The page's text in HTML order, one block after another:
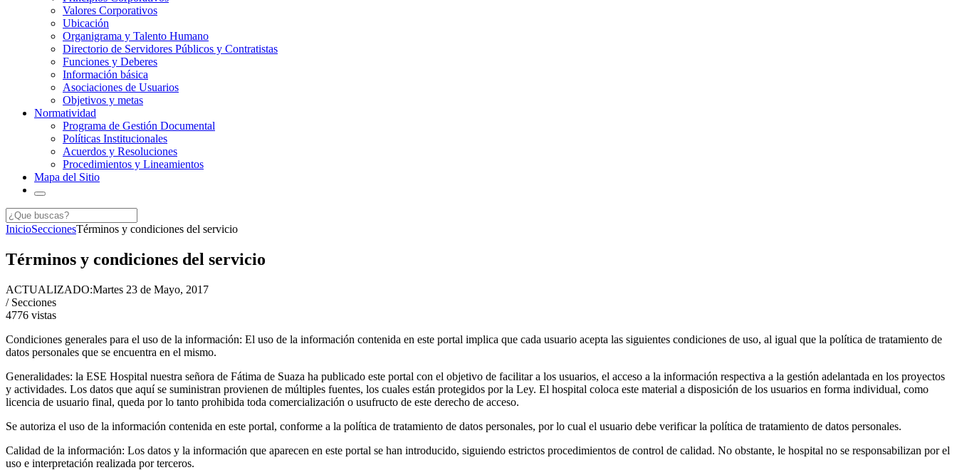
Valores Corporativos
Ubicación
Organigrama y Talento Humano
Directorio de Servidores Públicos y Contratistas
Funciones y Deberes
Información básica
Asociaciones de Usuarios
Objetivos y metas
Normatividad
Programa de Gestión Documental
Políticas Institucionales
Acuerdos y Resoluciones
Procedimientos y Lineamientos
Mapa del Sitio
InicioSeccionesTérminos y condiciones del servicio
Términos y condiciones del servicio
ACTUALIZADO:Martes 23 de Mayo, 2017
/ Secciones
4776 vistas
Condiciones generales para el uso de la información: El uso de la información contenida en este portal implica que cada usuario acepta las siguientes condiciones de uso, al igual que la política de tratamiento de
datos personales que se encuentra en el mismo.
Generalidades: la ESE Hospital nuestra señora de Fátima de Suaza ha publicado este portal con el objetivo de facilitar a los usuarios, el acceso a la información respectiva a la gestión adelantada en los proyectos
y actividades. Los datos que aquí se suministran provienen de múltiples fuentes, los cuales están protegidos por la Ley. El hospital coloca este material a disposición de los usuarios en forma individual, como
licencia de usuario final, queda por lo tanto prohibida toda comercialización o usufructo de este derecho de acceso.
Se autoriza el uso de la información contenida en este portal, conforme a la política de tratamiento de datos personales, por lo cual el usuario debe verificar la política de tratamiento de datos personales.
Calidad de la información: Los datos y la información que aparecen en este portal se han introducido, siguiendo estrictos procedimientos de control de calidad. No obstante, le hospital no se responsabilizan por el
uso e interpretación realizada por terceros.